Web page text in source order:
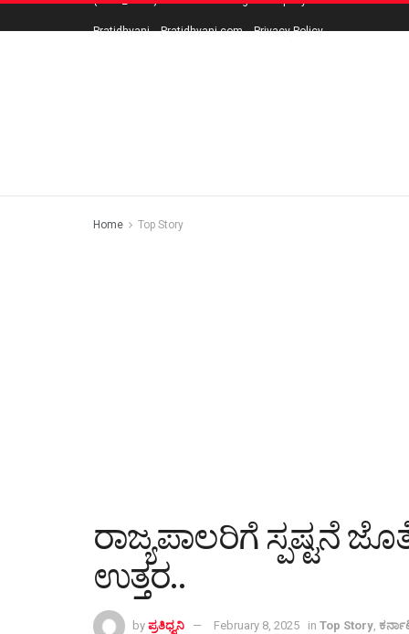
Pratidhvani Pratidhvani.com Privacy Policy
Home Top Story
ರಾಜ್ಯಪಾಲರಿಗೆ ಸ್ಪಷ್ಟನೆ
ಉತ್ತರ..
by ಪ್ರತಿಧ್ವನಿ February 8, 2025 in Top Story,